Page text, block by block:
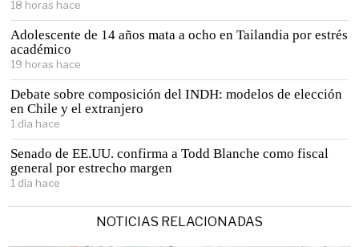
18 horas hace
Adolescente de 14 años mata a ocho en Tailandia por estrés
académico
19 horas hace
Debate sobre composición del INDH: modelos de elección
en Chile y el extranjero
1 día hace
Senado de EE.UU. confirma a Todd Blanche como fiscal
general por estrecho margen
1 día hace
NOTICIAS RELACIONADAS